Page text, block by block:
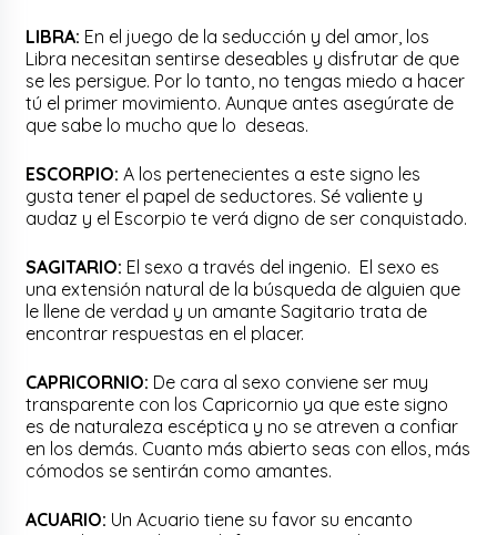
LIBRA: En el juego de la seducción y del amor, los
Libra necesitan sentirse deseables y disfrutar de que
se les persigue. Por lo tanto, no tengas miedo a hacer
tú el primer movimiento. Aunque antes asegúrate de
que sabe lo mucho que lo deseas.
ESCORPIO: A los pertenecientes a este signo les
gusta tener el papel de seductores. Sé valiente y
audaz y el Escorpio te verá digno de ser conquistado.
SAGITARIO: El sexo a través del ingenio. El sexo es
una extensión natural de la búsqueda de alguien que
le llene de verdad y un amante Sagitario trata de
encontrar respuestas en el placer.
CAPRICORNIO: De cara al sexo conviene ser muy
transparente con los Capricornio ya que este signo
es de naturaleza escéptica y no se atreven a confiar
en los demás. Cuanto más abierto seas con ellos, más
cómodos se sentirán como amantes.
ACUARIO: Un Acuario tiene su favor su encanto